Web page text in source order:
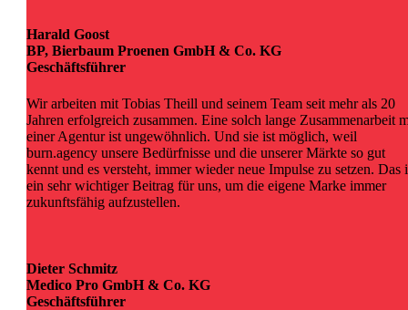
Harald Goost
BP, Bierbaum Proenen GmbH & Co. KG
Geschäftsführer
Wir arbeiten mit Tobias Theill und seinem Team seit mehr als 20
Jahren erfolgreich zusammen. Eine solch lange Zusammenarbeit
einer Agentur ist ungewöhnlich. Und sie ist möglich, weil
burn.agency unsere Bedürfnisse und die unserer Märkte so gut
kennt und es versteht, immer wieder neue Impulse zu setzen. Das
ein sehr wichtiger Beitrag für uns, um die eigene Marke immer
zukunftsfähig aufzustellen.
Dieter Schmitz
Medico Pro GmbH & Co. KG
Geschäftsführer